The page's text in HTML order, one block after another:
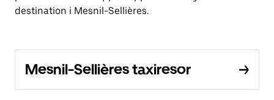
destination i Mesnil-Sellières.
Mesnil-Sellières taxiresor